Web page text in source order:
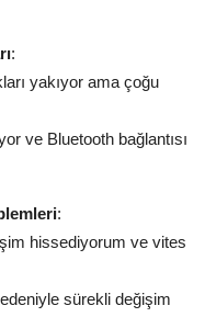
:
yakıyor ama çoğu
ve Bluetooth bağlantısı
:
hissediyorum ve vites
sürekli değişim